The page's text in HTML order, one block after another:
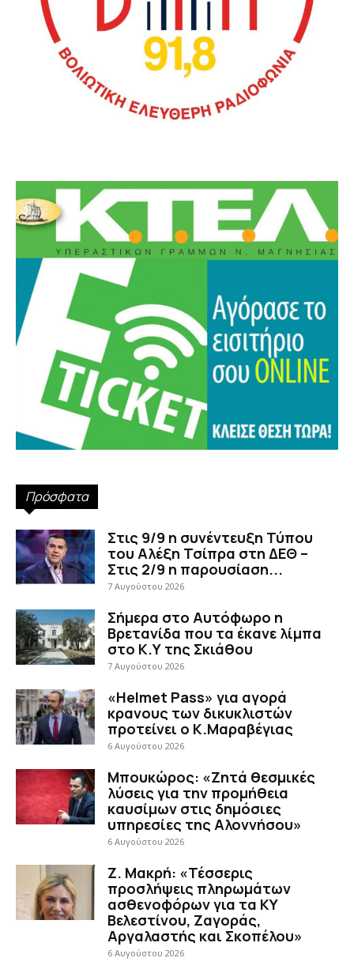
Πρόσφατα
Στις 9/9 η συνέντευξη Τύπου
του Αλέξη Τσίπρα στη ΔΕΘ –
Στις 2/9 η παρουσίαση...
7 Αυγούστου 2026
Σήμερα στο Αυτόφωρο η
Βρετανίδα που τα έκανε λίμπα
στο Κ.Υ της Σκιάθου
7 Αυγούστου 2026
«Helmet Pass» για αγορά
κρανους των δικυκλιστών
προτείνει ο Κ.Μαραβέγιας
6 Αυγούστου 2026
Μπουκώρος: «Ζητά θεσμικές
λύσεις για την προμήθεια
καυσίμων στις δημόσιες
υπηρεσίες της Αλοννήσου»
6 Αυγούστου 2026
Ζ. Μακρή: «Τέσσερις
προσλήψεις πληρωμάτων
ασθενοφόρων για τα ΚΥ
Βελεστίνου, Ζαγοράς,
Αργαλαστής και Σκοπέλου»
6 Αυγούστου 2026